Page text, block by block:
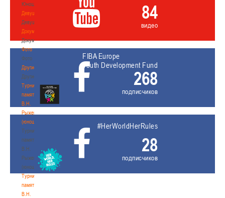
Юноши
Девушки
Девушки
Документы
Документы
Фото
Фото
Другие
Другие
Турнир
памяти
В.Н.
Рыженкова
(юноши)
Турнир
памяти
В.Н.
Рыженкова
(юноши)
Турнир
памяти
В.Н.
84
видео
FIBA Europe
Youth Development Fund
268
подписчиков
#HerWorldHerRules
28
подписчиков